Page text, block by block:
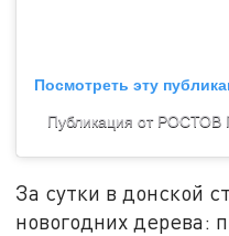
Посмотреть эту
Публикация от РОСТОВ
За сутки в донской
новогодних дерева: